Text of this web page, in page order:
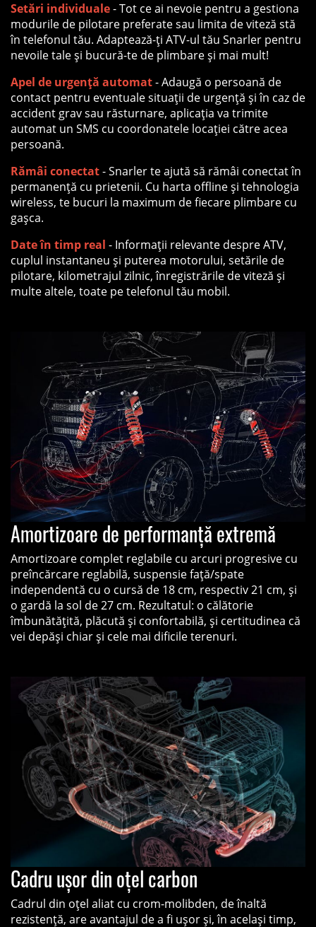
Setări individuale- Tot ce ai nevoie pentru a gestiona
modurile de pilotare preferate sau limita de viteză stă
în telefonul tău. Adaptează-ți ATV-ul tău Snarler pentru
nevoile tale și bucură-te de plimbare și mai mult!
Apel de urgență automat- Adaugă o persoană de
contact pentru eventuale situații de urgență și în caz de
accident grav sau răsturnare, aplicația va trimite
automat un SMS cu coordonatele locației către acea
persoană.
Rămâi conectat- Snarler te ajută să rămâi conectat în
permanență cu prietenii. Cu harta offline și tehnologia
wireless, te bucuri la maximum de fiecare plimbare cu
gașca.
Date în timp real - Informații relevante despre ATV,
cuplul instantaneu și puterea motorului, setările de
pilotare, kilometrajul zilnic, înregistrările de viteză și
multe altele, toate pe telefonul tău mobil.
Amortizoare de performanță extremă
Amortizoare complet reglabile cu arcuri progresive cu
preîncărcare reglabilă, suspensie față/spate
independentă cu o cursă de 18 cm, respectiv 21 cm, și
o gardă la sol de 27 cm. Rezultatul: o călătorie
îmbunătățită, plăcută și confortabilă, și certitudinea că
vei depăși chiar și cele mai dificile terenuri.
Cadru ușor din oțel carbon
Cadrul din oțel aliat cu crom-molibden, de înaltă
rezistență, are avantajul de a fi ușor și, în același timp,